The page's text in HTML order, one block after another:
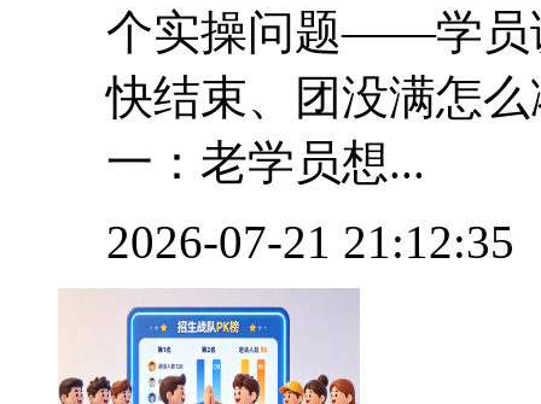
个实操问题——学员
快结束、团没满怎
一：老学员想...
2026-07-21 21:12:35